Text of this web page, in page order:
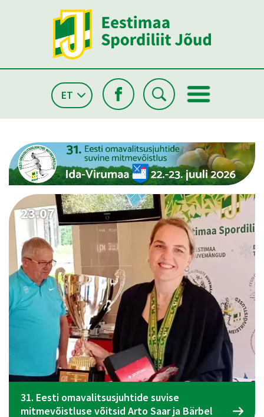
ET
26.05
Spordiliidu Jõud üldkogu koosolek toimub 09.